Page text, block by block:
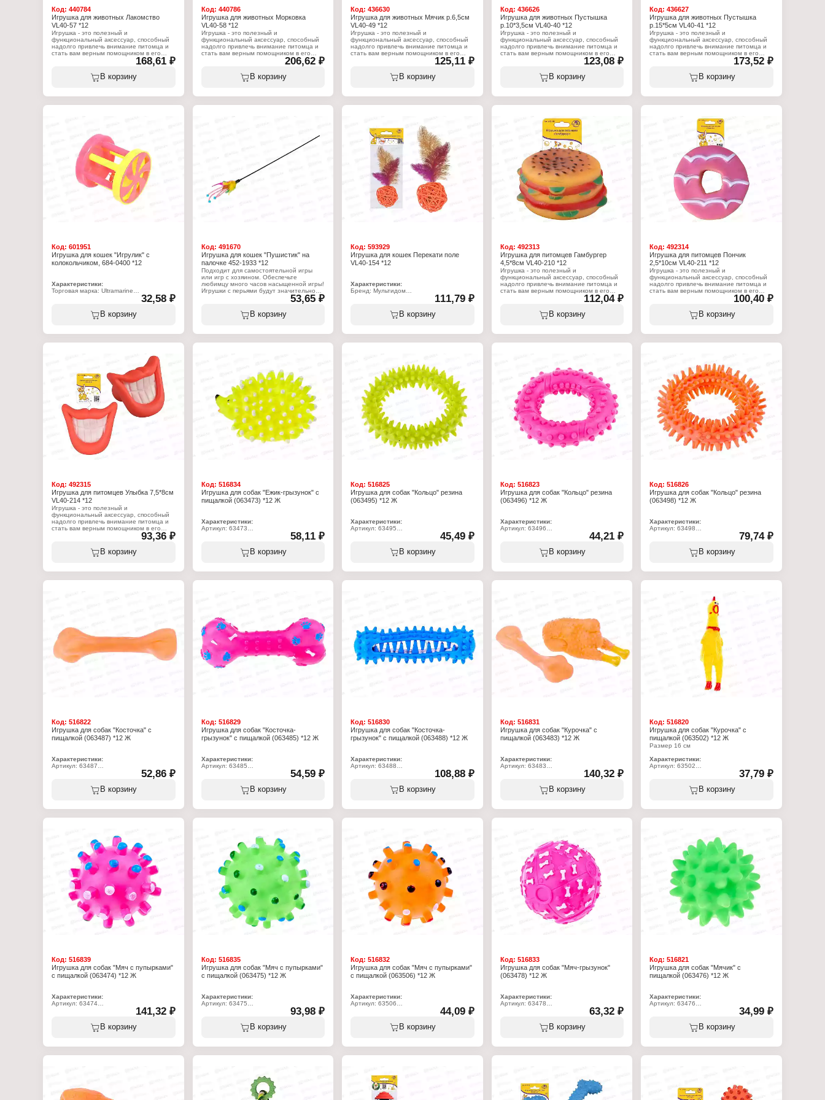
Код: 440784
Игрушка для животных Лакомство
VL40-57 *12
Игрушка - это полезный и
функциональный аксессуар, способный
надолго привлечь внимание питомца и
стать вам верным помощником в его
воспитании и организации досуга.
Ребристая структура игрушки, массирует
и очищает зубы и десна животного во
время игры, что способствует здоровью
станет отличным подарком для вашего
достаточно перед первым
использованием помыть мыльным
раствором и сполоснуть проточной
водой. Далее мыть по мере загрязнения.
Характеристики:
Бренд: Мультидом
Артикул: VL40-57
Тип товара: Игрушка для животных
Назначение: для собак
168,61 ₽
В корзину
Код: 440786
Игрушка для животных Морковка
VL40-58 *12
Игрушка - это полезный и
функциональный аксессуар, способный
надолго привлечь внимание питомца и
стать вам верным помощником в его
воспитании и организации досуга.
Игрушку можно использовать как на
улице, так и дома, для игры и
дрессировки. Такая оригинальная
питомца. Не требует особого ухода. По
Тип товара: Игрушка для животных
Назначение: для собак
Модель: "Морковка"
Размер: 25х3х3 см
Материал: хлопок, полиэстер
206,62 ₽
В корзину
Код:436630
Игрушка для животных Мячик р.6,5см
VL40-49 *12
Игрушка - это полезный и
функциональный аксессуар, способный
надолго привлечь внимание питомца и
стать вам верным помощником в его
воспитании и организации досуга. Мячик
– традиционная и одна из самых
любимых игрушек у собак и кошек.
Хороший выбор для игр с апортом.
отличным подарком для вашего
питомца. Не требует особого ухода,
достаточно перед первым
использованием помыть мыльным
раствором и сполоснуть проточной
водой. Далее мыть по мере загрязнения.
Изготовлено из резины, покрытие –
100% полиэстер.
Характеристики:
Бренд: Мультидом
Артикул: VL40-49
Тип товара: Игрушка для животных
Назначение: для собак
125,11 ₽
В корзину
Код: 436626
Игрушка для животных Пустышка
р.10*3,5см VL40-40 *12
Игрушка - это полезный и
функциональный аксессуар, способный
надолго привлечь внимание питомца и
стать вам верным помощником в его
воспитании и организации досуга.
Ребристая структура игрушки, массирует
и очищает зубы и десна животного во
время игры, что способствует здоровью
использовать как на улице, так и дома,
станет отличным подарком для вашего
питомца. Игрушка изготовлена из
материала, безопасного для вашего
питомца. Не требует особого ухода,
достаточно перед первым
использованием помыть мыльным
раствором и сполоснуть проточной
водой. Далее мыть по мере загрязнения.
Характеристики:
Бренд: Мультидом
Артикул: VL40-40
Тип товара: Игрушка для животных
Назначение: для собак
Модель: "Пустышка"
Размер: 10х3,5 см
123,08 ₽
В корзину
Код:436627
Игрушка для животных Пустышка
р.15*5см VL40-41 *12
Игрушка - это полезный и
функциональный аксессуар, способный
надолго привлечь внимание питомца и
стать вам верным помощником в его
воспитании и организации досуга.
Ребристая структура игрушки, массирует
и очищает зубы и десна животного во
время игры, что способствует здоровью
использовать как на улице, так и дома,
станет отличным подарком для вашего
питомца. Игрушка изготовлена из
материала, безопасного для вашего
питомца. Не требует особого ухода,
достаточно перед первым
использованием помыть мыльным
раствором и сполоснуть проточной
водой. Далее мыть по мере загрязнения.
Характеристики:
Бренд: Мультидом
Артикул: VL40-41
Тип товара: Игрушка для животных
Назначение: для собак
Модель: "Пустышка"
173,52 ₽
В корзину
Код: 601951
Игрушка для кошек "Игрулик" с
колокольчиком, 684-0400 *12
Характеристики:
Торговая марка: Ultramarine
Тип товара: Игрушка для животных
Назначение: для кошек
Название: "Игрулик"
Материал: пластик
32,58 ₽
В корзину
Код: 491670
Игрушка для кошек "Пушистик" на
палочке 452-1933 *12
Подходит для самостоятельной игры
или игр с хозяином. Обеспечьте
любимцу много часов насыщенной игры!
Игрушки с перьями будут значительно
интереснее для кошки, чем простой
бумажный бантик на ниточке. Игрушка
сразу привлечёт внимание вашего
домашнего хищника и подарит ему
сможет поддерживать здоровье, активно
Артикул: 452-1933
Тип товара: Игрушка для животных
Назначение: для кошек
Название: "Пушистик"
Размер: 60 см
Особенность: на палочке
Материал: пластик, перо
53,65 ₽
В корзину
Код:593929
Игрушка для кошек Перекати поле
VL40-154 *12
Характеристики:
Бренд: Мультидом
Тип товара: Игрушка для животных
Назначение: для кошек
Модель: "Перекати-поле"
111,79 ₽
В корзину
Код: 492313
Игрушка для питомцев Гамбургер
4,5*8см VL40-210 *12
Игрушка - это полезный и
функциональный аксессуар, способный
надолго привлечь внимание питомца и
стать вам верным помощником в его
воспитании и организации досуга.
Данная игрушка не сможет оставить
равнодушным вашего питомца, ведь она
умеет пищать! (пищалку можно извлечь).
отличным подарком для вашего
достаточно перед первым
использованием помыть мыльным
раствором и сполоснуть проточной
водой. Далее мыть по мере загрязнения.
Характеристики:
Бренд: Мультидом
Артикул: VL40-210
Тип товара: Игрушка для животных
Назначение: для собак
Модель: "Гамбургер"
Размер: 8х4,5 см
112,04 ₽
В корзину
Код:492314
Игрушка для питомцев Пончик
2,5*10см VL40-211 *12
Игрушка - это полезный и
функциональный аксессуар, способный
надолго привлечь внимание питомца и
стать вам верным помощником в его
воспитании и организации досуга.
Данная игрушка не сможет оставить
равнодушным вашего питомца, ведь она
умеет пищать! (пищалку можно извлечь).
отличным подарком для вашего
питомца. Не требует особого ухода,
достаточно перед первым
использованием помыть мыльным
раствором и сполоснуть проточной
водой. Далее мыть по мере загрязнения.
Характеристики:
Бренд: Мультидом
Артикул: VL40-211
Тип товара: Игрушка для животных
Назначение: для собак
Модель: "Пончик"
Размер: 10х2,5 см
Материал: поливинилхлорид
100,40 ₽
В корзину
Код: 492315
Игрушка для питомцев Улыбка 7,5*8см
VL40-214 *12
Игрушка - это полезный и
функциональный аксессуар, способный
надолго привлечь внимание питомца и
стать вам верным помощником в его
воспитании и организации досуга.
Данная игрушка не сможет оставить
равнодушным вашего питомца, ведь она
умеет пищать! (пищалку можно извлечь).
отличным подарком для вашего
водой. Далее мыть по мере загрязнения.
Характеристики:
Бренд: Мультидом
Артикул: VL40-214
Тип товара: Игрушка для животных
93,36 ₽
В корзину
Код: 516834
Игрушка для собак "Ежик-грызунок" с
пищалкой (063473) *12 Ж
Характеристики:
Артикул: 63473
Тип товара: Игрушка для животных
Вид игрушки: с пищалкой
Модель: "Ежик-грызунок"
58,11 ₽
В корзину
Код:516825
Игрушка для собак "Кольцо" резина
(063495) *12 Ж
Характеристики:
Артикул: 63495
Тип товара: Игрушка для животных
Модель: "Кольцо"
Материал: резина
45,49 ₽
В корзину
Код: 516823
Игрушка для собак "Кольцо" резина
(063496) *12 Ж
Характеристики:
Артикул: 63496
Тип товара: Игрушка для животных
Модель: "Кольцо"
Материал: резина
44,21 ₽
В корзину
Код:516826
Игрушка для собак "Кольцо" резина
(063498) *12 Ж
Характеристики:
Артикул: 63498
Тип товара: Игрушка для животных
Модель: "Кольцо"
Материал: резина
79,74 ₽
В корзину
Код: 516822
Игрушка для собак "Косточка" с
пищалкой (063487) *12 Ж
Характеристики:
Артикул: 63487
Тип товара: Игрушка для животных
Вид игрушки: с пищалкой
Модель: "Косточка"
52,86 ₽
В корзину
Код: 516829
Игрушка для собак "Косточка-
грызунок" с пищалкой (063485) *12 Ж
Характеристики:
Артикул: 63485
Тип товара: Игрушка для животных
Вид игрушки: с пищалкой
Модель: "Косточка-грызунок"
54,59 ₽
В корзину
Код:516830
Игрушка для собак "Косточка-
грызунок" с пищалкой (063488) *12 Ж
Характеристики:
Артикул: 63488
Тип товара: Игрушка для животных
Вид игрушки: с пищалкой
Модель: "Косточка-грызунок"
108,88 ₽
В корзину
Код: 516831
Игрушка для собак "Курочка" с
пищалкой (063483) *12 Ж
Характеристики:
Артикул: 63483
Тип товара: Игрушка для животных
Вид игрушки: с пищалкой
Модель: "Курочка"
140,32 ₽
В корзину
Код:516820
Игрушка для собак "Курочка" с
пищалкой (063502) *12 Ж
Размер 16 см
Характеристики:
Артикул: 63502
Тип товара: Игрушка для животных
Вид игрушки: с пищалкой
Модель: "Курочка"
37,79 ₽
В корзину
Код: 516839
Игрушка для собак "Мяч с пупырками"
с пищалкой (063474) *12 Ж
Характеристики:
Артикул: 63474
Тип товара: Игрушка для животных
Модель: "Мяч с пупырками"
Материал: резина
141,32 ₽
В корзину
Код: 516835
Игрушка для собак "Мяч с пупырками"
с пищалкой (063475) *12 Ж
Характеристики:
Артикул: 63475
Тип товара: Игрушка для животных
Модель: "Мяч с пупырками"
Материал: резина
93,98 ₽
В корзину
Код:516832
Игрушка для собак "Мяч с пупырками"
с пищалкой (063506) *12 Ж
Характеристики:
Артикул: 63506
Тип товара: Игрушка для животных
Модель: "Мяч с пупырками"
Материал: резина
44,09 ₽
В корзину
Код: 516833
Игрушка для собак "Мяч-грызунок"
(063478) *12 Ж
Характеристики:
Артикул: 63478
Тип товара: Игрушка для животных
Модель: "Мяч-грызунок"
Материал: резина
63,32 ₽
В корзину
Код:516821
Игрушка для собак "Мячик" с
пищалкой (063476) *12 Ж
Характеристики:
Артикул: 63476
Тип товара: Игрушка для животных
Модель: "Мячик"
Материал: резина
34,99 ₽
В корзину